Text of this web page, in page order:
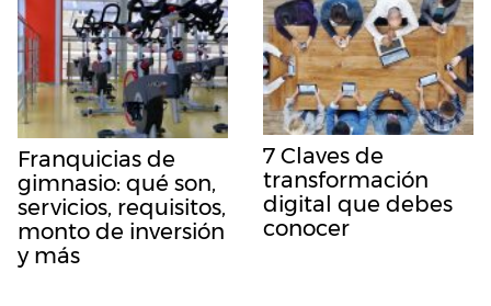
Franquicias de
gimnasio: qué son,
servicios, requisitos,
monto de inversión
y más
7 Claves de
transformación
digital que debes
conocer